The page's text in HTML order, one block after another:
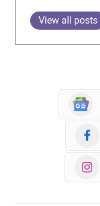
View all posts